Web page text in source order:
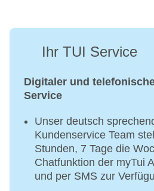
Ihr TUI Service
Digitaler und
Service
Unser deutsch
Kundenservice Team
Stunden, 7 Tage die
Chatfunktion der myTui
und per SMS zur